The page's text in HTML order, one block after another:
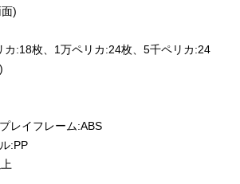
)
カ:18枚、1万ペリカ:24枚、5千ペリカ:24
レイフレーム:ABS
:PP